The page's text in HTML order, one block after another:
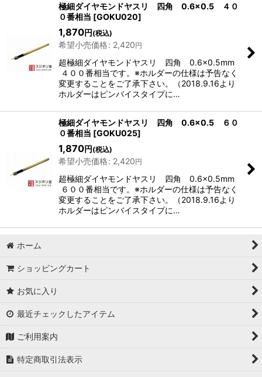
極細ダイヤモンドヤスリ 四角 0.6×0.5 ４０
０番相当 [GOKU020]
1,870円 (税込)
希望小売価格: 2,420円
超極細ダイヤモンドヤスリ 四角 0.6×0.5mm
４００番相当です。※ホルダーの仕様は予告なく
変更することをご了承下さい。（2018.9.16より
ホルダーはピンバイスタイプに…
極細ダイヤモンドヤスリ 四角 0.6×0.5 ６０
０番相当 [GOKU025]
1,870円 (税込)
希望小売価格: 2,420円
超極細ダイヤモンドヤスリ 四角 0.6×0.5mm
６００番相当です。※ホルダーの仕様は予告なく
変更することをご了承下さい。（2018.9.16より
ホルダーはピンバイスタイプに…
ホーム
ショッピングカート
お気に入り
最近チェックしたアイテム
ご利用案内
特定商取引法表示